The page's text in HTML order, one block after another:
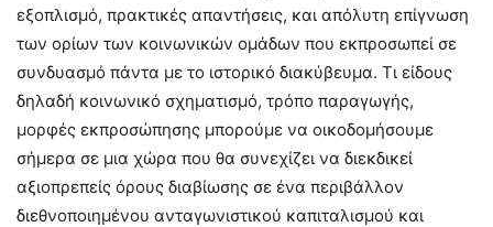
εξοπλισμό, πρακτικές απαντήσεις, και απόλυτη επίγνωση
των ορίων των κοινωνικών ομάδων που εκπροσωπεί σε
συνδυασμό πάντα με το ιστορικό διακύβευμα. Τι είδους
δηλαδή κοινωνικό σχηματισμό, τρόπο παραγωγής,
μορφές εκπροσώπησης μπορούμε να οικοδομήσουμε
σήμερα σε μια χώρα που θα συνεχίζει να διεκδικεί
αξιοπρεπείς όρους διαβίωσης σε ένα περιβάλλον
διεθνοποιημένου ανταγωνιστικού καπιταλισμού και